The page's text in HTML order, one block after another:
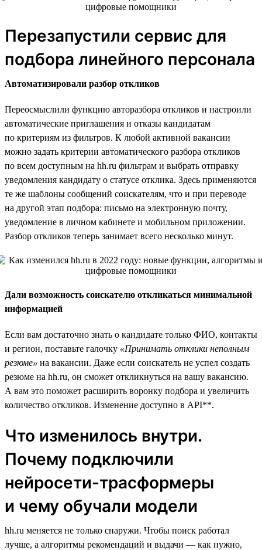
Перезапустили сервис для
подбора линейного персонала
Автоматизировали разбор откликов
Переосмыслили функцию авторазбора откликов и настроили
автоматические приглашения и отказы кандидатам
по критериям из фильтров. К любой активной вакансии
можно задать критерии автоматического разбора откликов
по всем доступным на hh.ru фильтрам и выбрать отправку
уведомления кандидату о статусе отклика. Здесь применяются
те же шаблоны сообщений соискателям, что и при переводе
на другой этап подбора: письмо на электронную почту,
уведомление в личном кабинете и мобильном приложении.
Разбор откликов теперь занимает всего несколько минут.
Дали возможность соискателю откликаться минимальной
информацией
Если вам достаточно знать о кандидате только ФИО, контакты
и регион, поставьте галочку «Принимать отклики неполным
резюме» на вакансии. Даже если соискатель не успел создать
резюме на hh.ru, он сможет откликнуться на вашу вакансию.
А вам это поможет расширить воронку подбора и увеличить
количество откликов. Изменение доступно в API**.
Что изменилось внутри.
Почему подключили
нейросети-трасформеры
и чему обучали модели
hh.ru меняется не только снаружи. Чтобы поиск работал
лучше, а алгоритмы рекомендаций и выдачи — как нужно,